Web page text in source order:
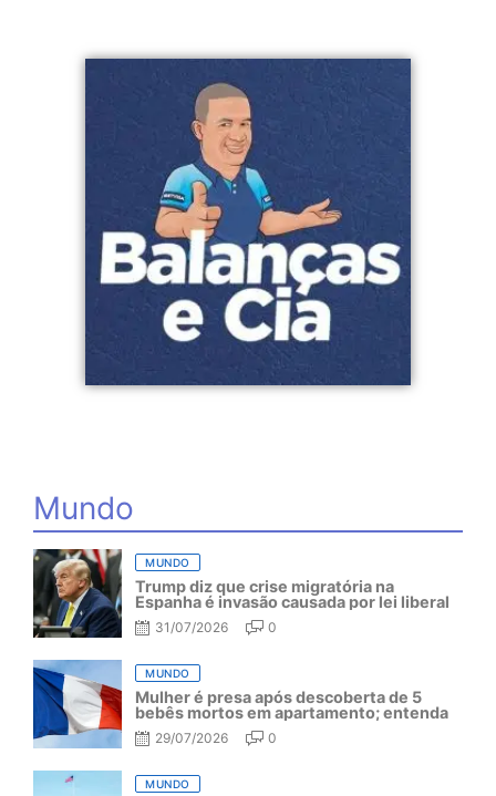
Mundo
MUNDO
Trump diz que crise migratória na
Espanha é invasão causada por lei liberal
31/07/2026 0
MUNDO
Mulher é presa após descoberta de 5
bebês mortos em apartamento; entenda
29/07/2026 0
MUNDO